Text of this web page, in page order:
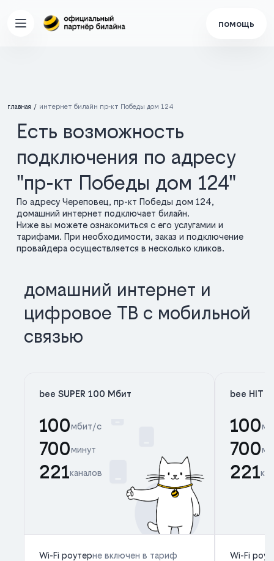
помощь
главная интернет билайн пр-кт Победы дом 124
Есть возможность
подключения по адресу
"пр-кт Победы дом 124"
По адресу Череповец, пр-кт Победы дом 124,
домашний интернет подключает билайн.
Ниже вы можете ознакомиться с его услугамии и
тарифами. При необходимости, заказ и подключение
провайдера осуществляется в несколько кликов.
домашний интернет и
цифровое ТВ с мобильной
связью
bee SUPER 100 Мбит
100мбит/с
700минут
221каналов
Wi-Fi роутерне включен в тариф
bee HIT
100
700
221
Wi-Fi